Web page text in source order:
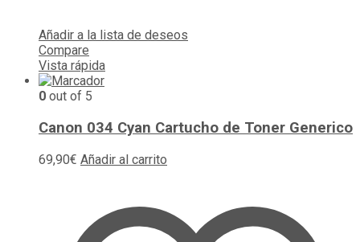
Añadir a la lista de deseos
Compare
Vista rápida
0 out of 5
Canon 034 Cyan Cartucho de Toner Generico
69,90€ Añadir al carrito